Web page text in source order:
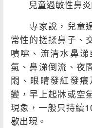
兒童過敏性鼻炎
專家說，兒童過
常性的搓揉鼻子、
噴嚏、流清水鼻
氣、鼻涕倒流、夜
悶、眼睛發紅發
變，早上起牀或空
現象，一般只持續
歇出現。